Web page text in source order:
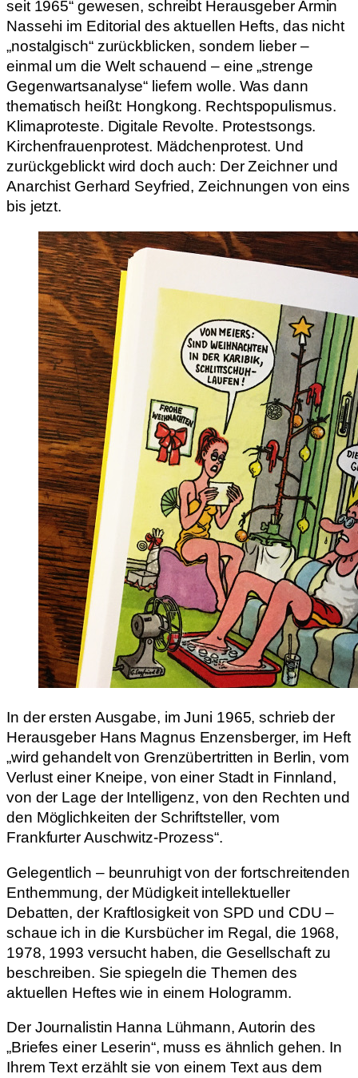
seit 1965“ gewesen, schreibt Herausgeber Armin
Nassehi im Editorial des aktuellen Hefts, das nicht
„nostalgisch“ zurückblicken, sondern lieber –
einmal um die Welt schauend – eine „strenge
Gegenwartsanalyse“ liefern wolle. Was dann
thematisch heißt: Hongkong. Rechtspopulismus.
Klimaproteste. Digitale Revolte. Protestsongs.
Kirchenfrauenprotest. Mädchenprotest. Und
zurückgeblickt wird doch auch: Der Zeichner und
Anarchist Gerhard Seyfried, Zeichnungen von eins
bis jetzt.
In der ersten Ausgabe, im Juni 1965, schrieb der
Herausgeber Hans Magnus Enzensberger, im Heft
„wird gehandelt von Grenzübertritten in Berlin, vom
Verlust einer Kneipe, von einer Stadt in Finnland,
von der Lage der Intelligenz, von den Rechten und
den Möglichkeiten der Schriftsteller, vom
Frankfurter Auschwitz-Prozess“.
Gelegentlich – beunruhigt von der fortschreitenden
Enthemmung, der Müdigkeit intellektueller
Debatten, der Kraftlosigkeit von SPD und CDU –
schaue ich in die Kursbücher im Regal, die 1968,
1978, 1993 versucht haben, die Gesellschaft zu
beschreiben. Sie spiegeln die Themen des
aktuellen Heftes wie in einem Hologramm.
Der Journalistin Hanna Lühmann, Autorin des
„Briefes einer Leserin“, muss es ähnlich gehen. In
Ihrem Text erzählt sie von einem Text aus dem